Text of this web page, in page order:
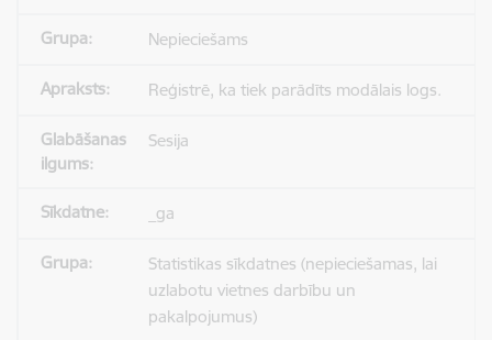
Nepieciešams
Reģistrē, ka tiek parādīts modālais logs.
Sesija
_ga
Statistikas sīkdatnes (nepieciešamas, lai
uzlabotu vietnes darbību un
pakalpojumus)